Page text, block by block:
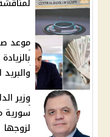
وزير
سورية
لزوجها